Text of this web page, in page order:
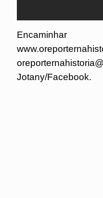
Encaminhar
Jotany/Facebook.